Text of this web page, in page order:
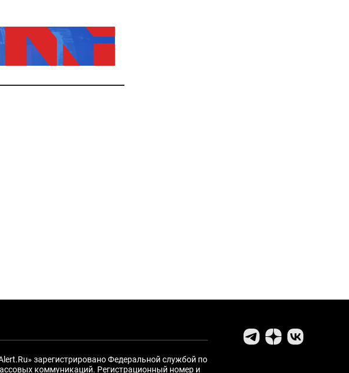
зарегистрировано Федеральной службой по
коммуникаций. Регистрационный номер и